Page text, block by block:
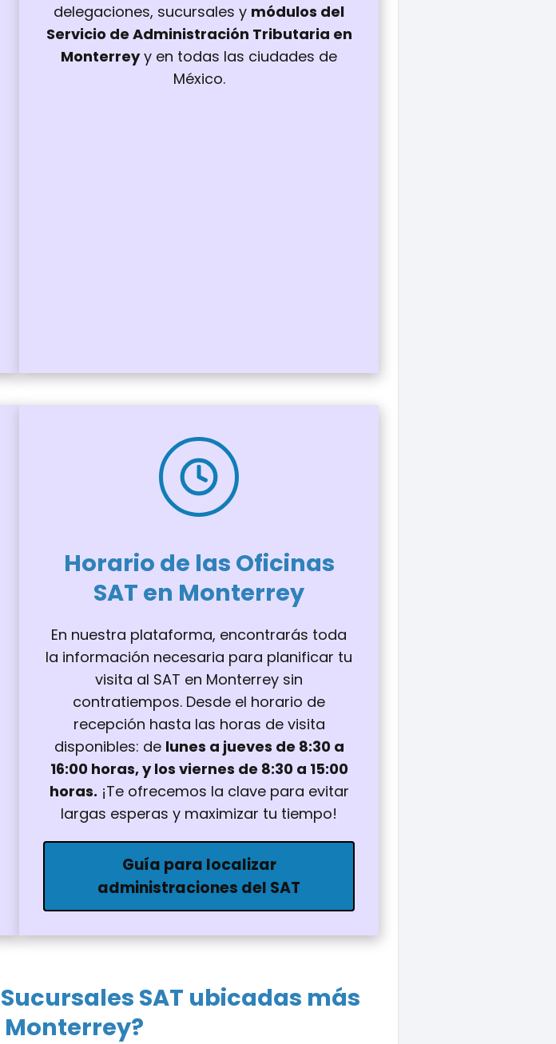
delegaciones, sucursales y módulos del
Servicio de Administración Tributaria en
Monterreyy en todas las ciudades de
México.
Horario de las Oficinas
SAT en Monterrey
En nuestra plataforma, encontrarás toda
la información necesaria para planificar tu
visita al SAT en Monterrey sin
contratiempos. Desde el horario de
recepción hasta las horas de visita
disponibles: de lunes a jueves de 8:30 a
16:00 horas, y los viernes de 8:30 a 15:00
horas. ¡Te ofrecemos la clave para evitar
largas esperas y maximizar tu tiempo!
Guía para localizar
administraciones del SAT
SAT ubicadas más